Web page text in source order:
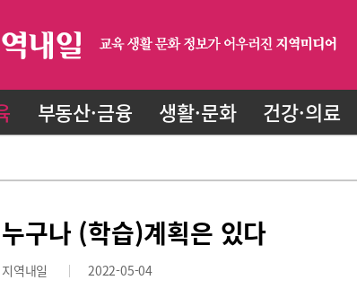
부동산·금융 생활·문화 건강·의료
누구나 (학습)계획은 있다
지역내일 2022-05-04